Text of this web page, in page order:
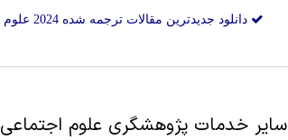
دانلود جدیدترین مقالات ترجمه شده 2024 علوم اجتماعی (و سالهای پیشین )
سایر خدمات پژوهشگری علوم اجتماعی